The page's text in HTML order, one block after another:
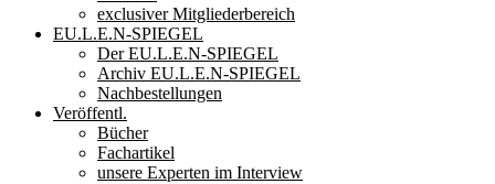
exclusiver Mitgliederbereich
EU.L.E.N-SPIEGEL
Der EU.L.E.N-SPIEGEL
Archiv EU.L.E.N-SPIEGEL
Nachbestellungen
Veröffentl.
Bücher
Fachartikel
unsere Experten im Interview